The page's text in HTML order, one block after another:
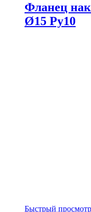
Фланец
Ø15 Ру10
Быстрый просмотр